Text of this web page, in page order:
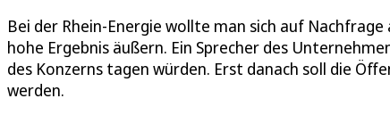
Bei der Rhein-Energie wollte man sich auf
hohe Ergebnis äußern. Ein Sprecher des
des Konzerns tagen würden. Erst danach soll die
werden.